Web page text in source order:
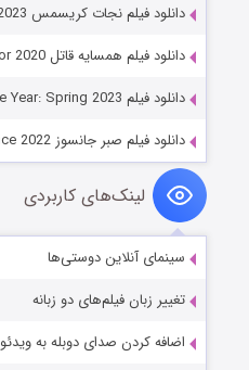
دانلود فیلم نجات کریسمس Rescuing Christmas 2023
دانلود فیلم همسایه قاتل A Killer Next Door 2020
دانلود فیلم An Unforgettable Year: Spring 2023
دانلود فیلم صبر جانسوز Burning Patience 2022
لینک‌های کاربردی
سینمای آنلاین دوستی‌ها
تغییر زبان فیلم‌های دو زبانه
اضافه کردن صدای دوبله به ویدئو